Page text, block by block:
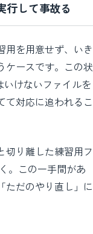
行して事故る
用を用意せず、いき
ケースです。この状
けないファイルを
て対応に追われるこ
切り離した練習用フ
。この一手間があ
ただのやり直し」に